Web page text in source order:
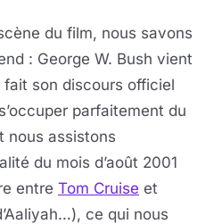
du film, nous savons
: George W. Bush vient
fait son discours officiel
parfaitement du
nous assistons
du mois d’août 2001
entre Tom Cruise et
ce qui nous